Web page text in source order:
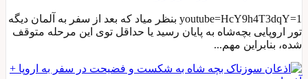
youtube=HcY9h4T3dqY=1 بنظر میاد که بعد از سفر به آلمان دیگه
تور اروپایی بچه‌شاه به پایان رسید یا حداقل توی این مرحله متوقف
شده، بنابراین مهم...